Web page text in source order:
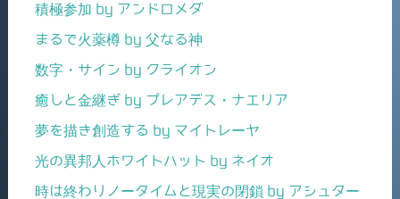
積極参加 by アンドロメダ
まるで火薬樽 by 父なる神
数字・サイン by クライオン
癒しと金継ぎ by プレアデス・ナエリア
夢を描き創造する by マイトレーヤ
光の異邦人ホワイトハット by ネイオ
時は終わりノータイムと現実の閉鎖 by アシュター